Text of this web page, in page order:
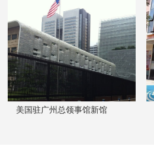
美国驻广州总领事馆新馆